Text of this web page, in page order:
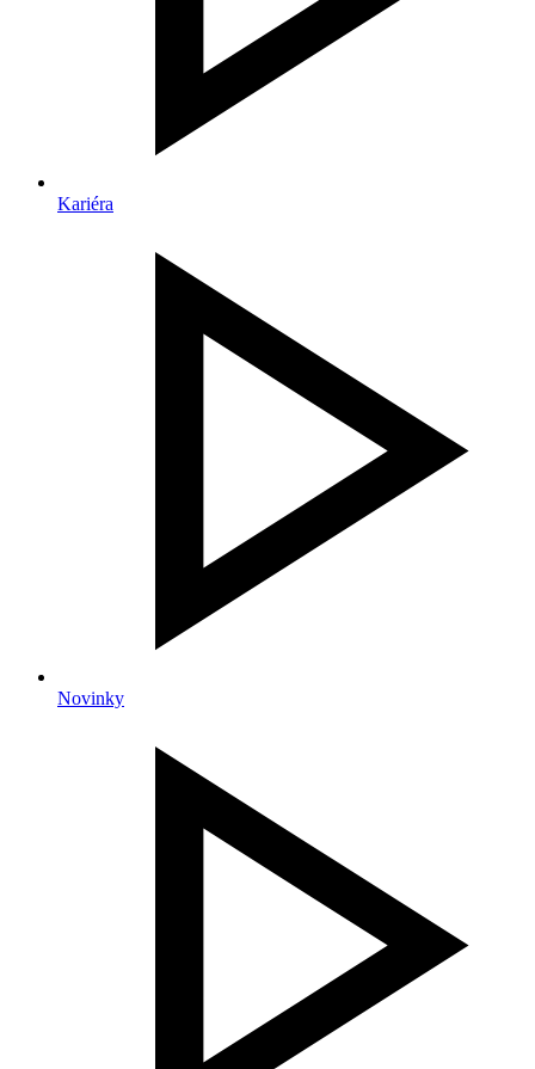
Kariéra
Novinky